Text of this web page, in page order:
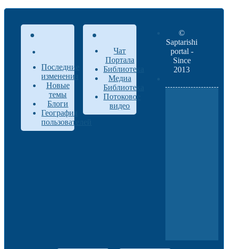
Последние
изменения
Новые
темы
Блоги
География
пользователей
Чат
Портала
Библиотека
Медиа
Библиотека
Потоковое
видео
©
Saptarishi
portal -
Since
2013